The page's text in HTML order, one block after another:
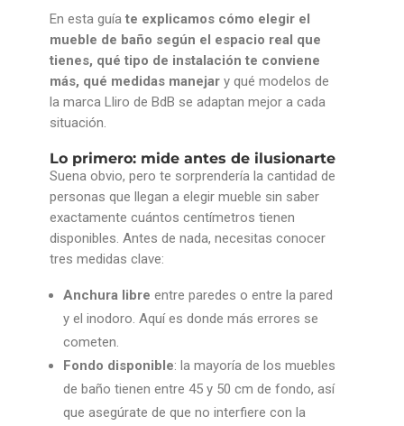
En esta guíate explicamos cómo elegir el
mueble de baño según el espacio real que
tienes, qué tipo de instalación te conviene
más, qué medidas manejar y qué modelos de
la marca Lliro de BdB se adaptan mejor a cada
situación.
Lo primero: mide antes de ilusionarte
Suena obvio, pero te sorprendería la cantidad de
personas que llegan a elegir mueble sin saber
exactamente cuántos centímetros tienen
disponibles. Antes de nada, necesitas conocer
tres medidas clave:
Anchura libre entre paredes o entre la pared
y el inodoro. Aquí es donde más errores se
cometen.
Fondo disponible: la mayoría de los muebles
de baño tienen entre 45 y 50 cm de fondo, así
que asegúrate de que no interfiere con la